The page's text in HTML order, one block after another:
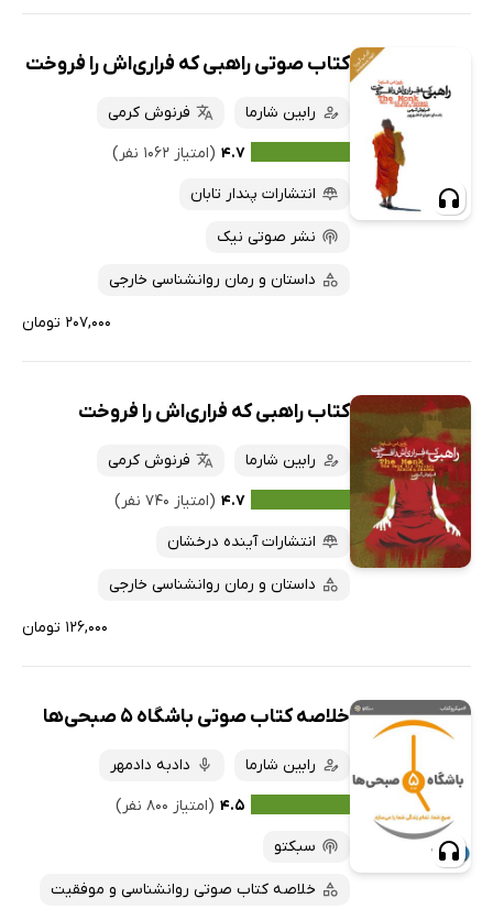
کتاب صوتی راهبی که فراری‌اش را فروخت
رابین شارما
فرنوش کرمی
۴.۷ (امتیاز ۱۰۶۲ نفر)
انتشارات پندار تابان
نشر صوتی نیک
داستان و رمان روانشناسی خارجی
۲۰۷,۰۰۰ تومان
کتاب راهبی که فراری‌اش را فروخت
رابین شارما
فرنوش کرمی
۴.۷ (امتیاز ۷۴۰ نفر)
انتشارات آینده درخشان
داستان و رمان روانشناسی خارجی
۱۲۶,۰۰۰ تومان
خلاصه کتاب صوتی باشگاه 5 صبحی‌ها
رابین شارما
دادبه دادمهر
۴.۵ (امتیاز ۸۰۰ نفر)
سبکتو
خلاصه کتاب صوتی روانشناسی و موفقیت